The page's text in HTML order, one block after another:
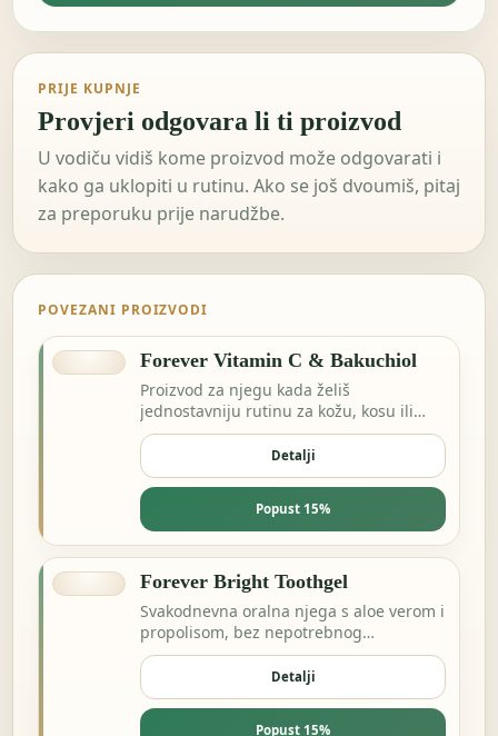
PRIJE KUPNJE
Provjeri odgovara li ti proizvod
U vodiču vidiš kome proizvod može odgovarati i
kako ga uklopiti u rutinu. Ako se još dvoumiš, pitaj
za preporuku prije narudžbe.
POVEZANI PROIZVODI
Forever Vitamin C & Bakuchiol
Proizvod za njegu kada želiš
jednostavniju rutinu za kožu, kosu ili
svakodnevnu svježinu.
Detalji
Popust 15%
Forever Bright Toothgel
Svakodnevna oralna njega s aloe verom i
propolisom, bez nepotrebnog
kompliciranja.
Detalji
Popust 15%